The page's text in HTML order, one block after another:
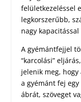
felületkezeléssel
legkorszerűbb,
nagy
A gyémántfejjel
“karcolási”
jelenik meg,
a gyémánt fej
ábrát, szöveget